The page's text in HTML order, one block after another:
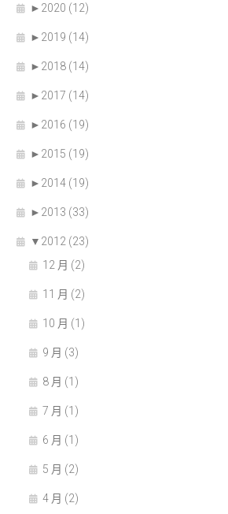
► 2020 (12)
► 2019 (14)
► 2018 (14)
► 2017 (14)
► 2016 (19)
► 2015 (19)
► 2014 (19)
► 2013 (33)
▼ 2012 (23)
12 月 (2)
11 月 (2)
10 月 (1)
9 月 (3)
8 月 (1)
7 月 (1)
6 月 (1)
5 月 (2)
4 月 (2)